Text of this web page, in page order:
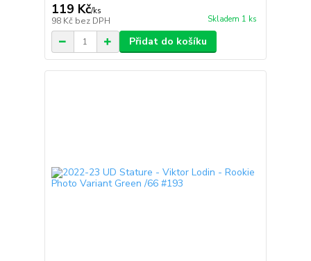
119 Kč/ks
98 Kč bez DPH Skladem 1 ks
Přidat do košíku